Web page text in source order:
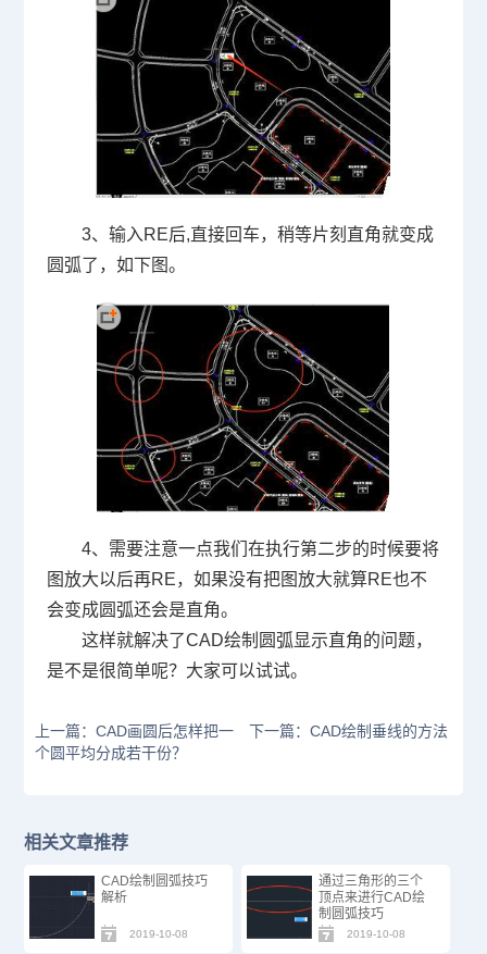
3、输入RE后, 直接回车，稍等片刻直角就变成
圆弧了，如下图。
4、需要注意一点我们在执行第二步的时候要将
图放大以后再RE，如果没有把图放大就算RE也不
会变成圆弧还会是直角。
这样就解决了CAD绘制圆弧显示直角的问题，
是不是很简单呢？大家可以试试。
上一篇：CAD画圆后怎样把一
个圆平均分成若干份？
下一篇：CAD绘制垂线的方法
相关文章推荐
CAD绘制圆弧技巧
解析
2019-10-08
通过三角形的三个
顶点来进行CAD绘
制圆弧技巧
2019-10-08